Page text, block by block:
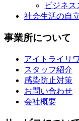
ビジネ
社会生活の自
事業所について
アイトライリ
スタッフ紹介
感染防止対策
お問い合わせ
会社概要